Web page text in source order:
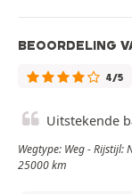
BEOORDELING
4/5
Uitstekende
Wegtype: Weg -
25000 km